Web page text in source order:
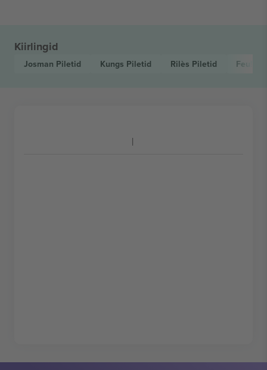
Kiirlingid
Josman Piletid Kungs Piletid Rilès Piletid Feu!